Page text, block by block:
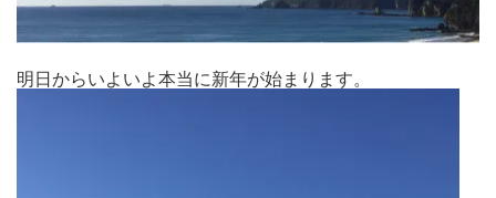
明日からいよいよ本当に新年が始まります。